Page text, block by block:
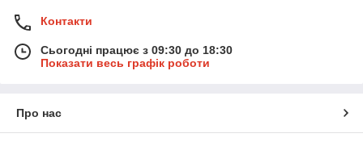
Контакти
Сьогодні працює з 09:30 до 18:30
Показати весь графік роботи
Про нас